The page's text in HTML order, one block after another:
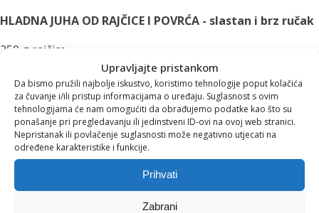
Upravljajte pristankom
Da bismo pružili najbolje iskustvo, koristimo tehnologije poput kolačića
za čuvanje i/ili pristup informacijama o uređaju. Suglasnost s ovim
tehnologijama će nam omogućiti da obrađujemo podatke kao što su
ponašanje pri pregledavanju ili jedinstveni ID-ovi na ovoj web stranici.
Nepristanak ili povlačenje suglasnosti može negativno utjecati na
određene karakteristike i funkcije.
Prihvati
Zabrani
HLADNA JUHA OD RAJČICE I POVRĆA - slastan i brz ručak
250 g rajčice
150 g krastavaca
50 g papirke
½ glavice luka
1 češanj češnjaka
1 čajna žličica pinjola